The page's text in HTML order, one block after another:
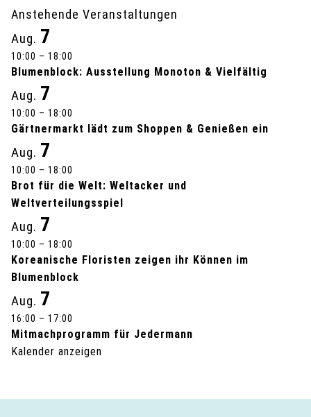
a
n
s
t
a
l
t
u
n
g
-
N
v
Anstehende Veranstaltungen
Aug. 7
10:00 – 18:00
Blumenblock: Ausstellung Monoton & Vielfältig
Aug. 7
10:00 – 18:00
Gärtnermarkt lädt zum Shoppen & Genießen ein
Aug. 7
10:00 – 18:00
Brot für die Welt: Weltacker und
Weltverteilungsspiel
Aug. 7
10:00 – 18:00
Koreanische Floristen zeigen ihr Können im
Blumenblock
Aug. 7
16:00 – 17:00
Mitmachprogramm für Jedermann
Kalender anzeigen